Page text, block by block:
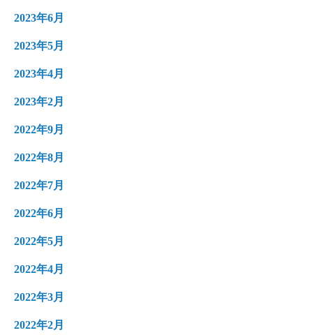
2023年6月
2023年5月
2023年4月
2023年2月
2022年9月
2022年8月
2022年7月
2022年6月
2022年5月
2022年4月
2022年3月
2022年2月